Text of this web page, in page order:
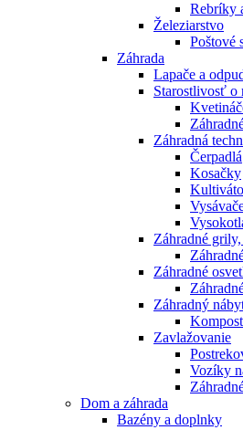
Rebríky
Železiarstvo
Poštové
Záhrada
Lapače a
Starostlivosť o
Záhradná
Čerpadlá
Kosačky
Záhradné
Záhradné
Záhradný
Zavlažovanie
Vozíky
Dom a záhrada
Bazény a doplnky